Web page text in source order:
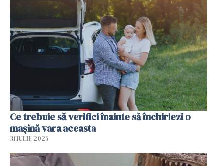
Ce trebuie să verifici înainte să închiriezi o
mașină vara aceasta
31 IULIE 2026